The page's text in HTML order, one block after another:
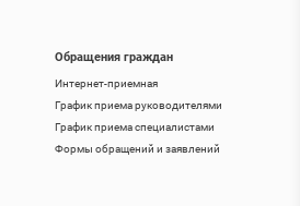
Обращения граждан
Интернет-приемная
График приема руководителями
График приема специалистами
Формы обращений и заявлений